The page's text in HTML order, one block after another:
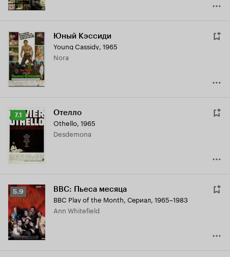
Юный Кэссиди
Young Cassidy, 1965
Nora
Рейтинг
Кинопоиска
7.1 Отелло
Othello, 1965
Desdemona
Рейтинг
Кинопоиска
5.9
5.9 BBC: Пьеса месяца
BBC Play of the Month, Сериал, 1965–1983
Ann Whitefield